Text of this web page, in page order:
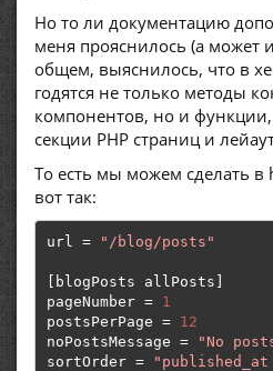
Но то ли документацию
меня прояснилось (а может
общем, выяснилось, что в
годятся не только методы
компонентов, но и
секции PHP страниц и
То есть мы можем сделать
вот так:
url = "/blog/posts"
[ blogPosts allPosts ]
pageNumber =
1
postsPerPage =
12
noPostsMessage =
"No
sortOrder =
"published_at